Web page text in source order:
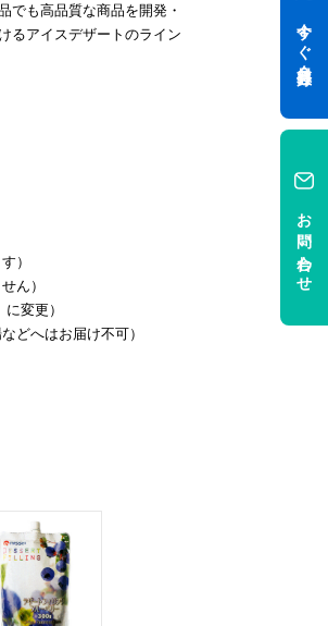
でも高品質な商品を開発・
るアイスデザートのライン
）
ん）
変更）
どへはお届け不可）
今すぐ会員登録
お問い合わせ